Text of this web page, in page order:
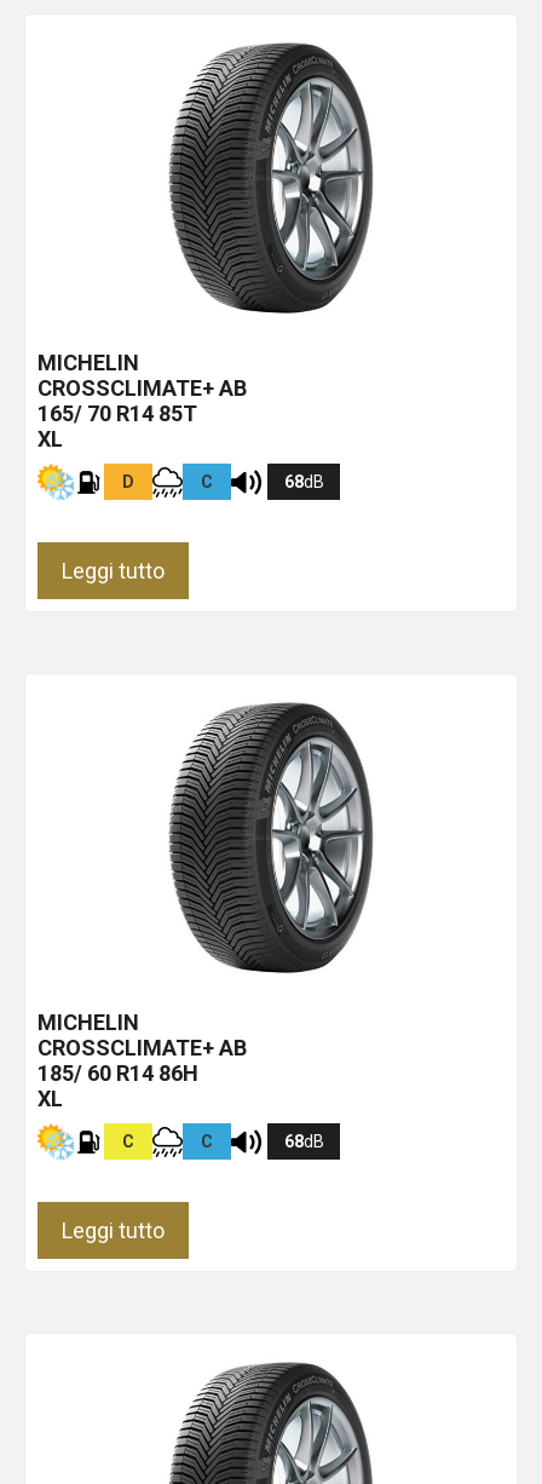
MICHELIN
CROSSCLIMATE+AB
165/ 70 R14 85T
XL
D C 68dB
Leggi tutto
MICHELIN
CROSSCLIMATE+AB
185/ 60 R14 86H
XL
C C 68dB
Leggi tutto